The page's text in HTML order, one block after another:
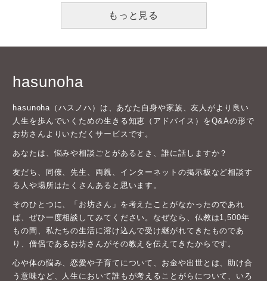
もっと見る
hasunoha
hasunoha（ハスノハ）は、あなた自身や家族、友人がより良い
人生を歩んでいくための生きる知恵（アドバイス）をQ&Aの形で
お坊さんよりいただくサービスです。
あなたは、悩みや相談ごとがあるとき、誰に話しますか？
友だち、同僚、先生、両親、インターネットの掲示板など相談す
る人や場所はたくさんあると思います。
そのひとつに、「お坊さん」を考えたことがなかったのであれ
ば、ぜひ一度相談してみてください。なぜなら、仏教は1,500年
もの間、私たちの生活に溶け込んで受け継がれてきたものであ
り、僧侶であるお坊さんがその教えを伝えてきたからです。
心や体の悩み、恋愛や子育てについて、お金や出世とは、助け合
う意味など、人生において誰もが考えることがらについて、いろ